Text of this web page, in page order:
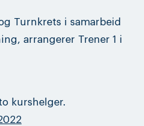
Turnkrets i samarbeid
arrangerer Trener 1 i
kurshelger.